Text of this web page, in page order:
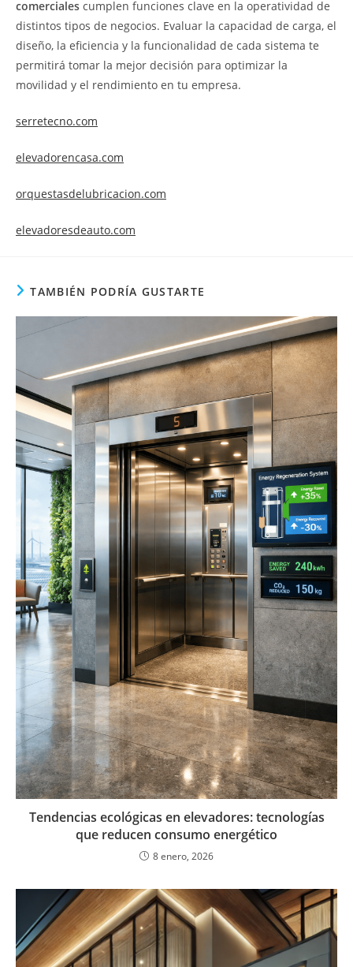
comerciales cumplen funciones clave en la operatividad de
distintos tipos de negocios. Evaluar la capacidad de carga, el
diseño, la eficiencia y la funcionalidad de cada sistema te
permitirá tomar la mejor decisión para optimizar la
movilidad y el rendimiento en tu empresa.
serretecno.com
elevadorencasa.com
orquestasdelubricacion.com
elevadoresdeauto.com
TAMBIÉN PODRÍA GUSTARTE
Tendencias ecológicas en elevadores: tecnologías
que reducen consumo energético
8 enero, 2026